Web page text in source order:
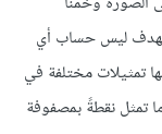
ليس حساب أي
تمثيلات مختلفة في
تمثل نقطةً بمصفوفة